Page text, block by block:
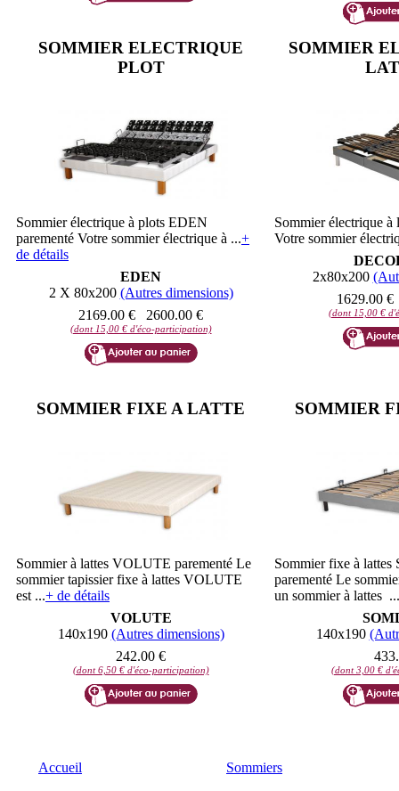
SOMMIER ELECTRIQUE
PLOT
Sommier électrique à plots EDEN
parementé Votre sommier électrique à ...+
de détails
EDEN
2 X 80x200 (Autres dimensions)
2169.00 €
2600.00 €
(dont 15,00 € d'éco-participation)
SOMMIER
Sommier électrique
Votre sommier
2x80x200
1629.00 €
(dont 15,00 €
SOMMIER FIXE A LATTE
Sommier à lattes VOLUTE parementé Le
sommier tapissier fixe à lattes VOLUTE
est ...+ de détails
VOLUTE
140x190 (Autres dimensions)
242.00 €
(dont 6,50 € d'éco-participation)
SOMMIER
Sommier fixe à
parementé Le
un sommier à lattes ...
140x190
(dont 3,00 €
Accueil Sommiers